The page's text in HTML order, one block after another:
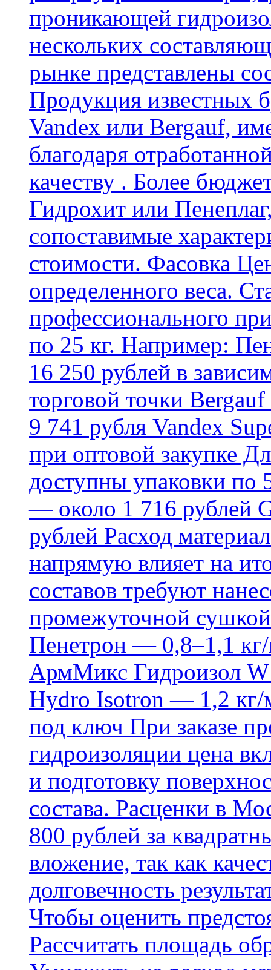
проникающей
нескольких
рынке представлены
Продукция известных
Vandex или Bergauf,
благодаря
качеству . Более
Гидрохит или
сопоставимые
стоимости. Фасовка
определенного веса.
профессионального
по 25 кг. Например:
16 250 рублей в
торговой точки
9 741 рубля Vandex
при оптовой закупке
доступны упаковки по
— около 1 716 рублей
рублей Расход
напрямую влияет на
составов требуют
промежуточной
Пенетрон — 0,8–1,1 кг/
АрмМикс Гидроизол
Hydro Isotron — 1,2 кг/
под ключ При заказе
гидроизоляции цена
и подготовку
состава. Расценки в
800 рублей за
вложение, так как
долговечность
Чтобы оценить
Рассчитать площадь